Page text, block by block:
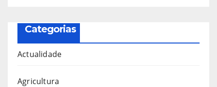
Categorias
Actualidade
Agricultura